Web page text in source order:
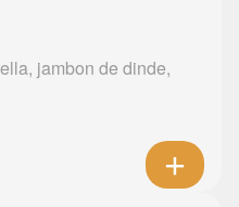
jambon de dinde,